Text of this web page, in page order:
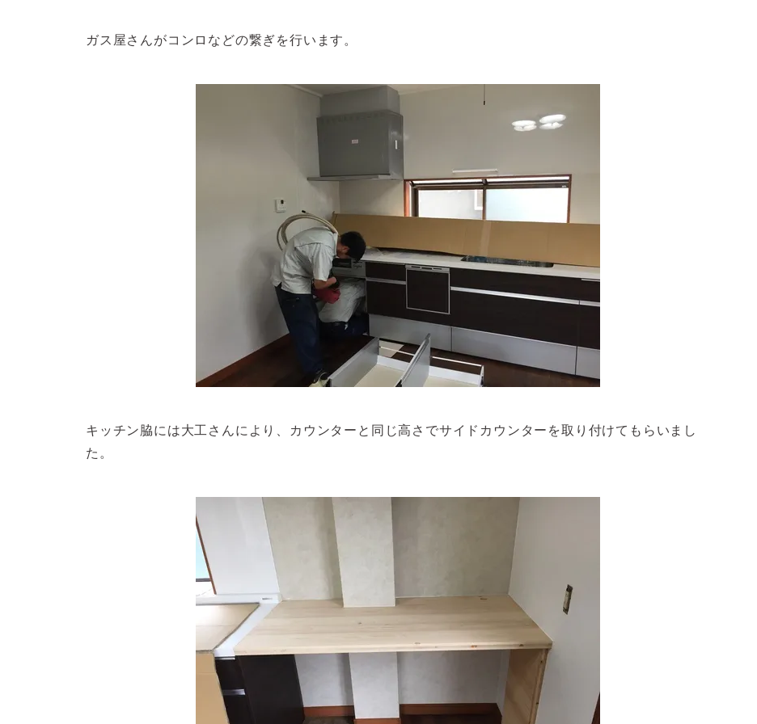
ガス屋さんがコンロなどの繋ぎを行います。
キッチン脇には大工さんにより、カウンターと同じ高さでサイドカウンターを取り付けてもらいまし
た。